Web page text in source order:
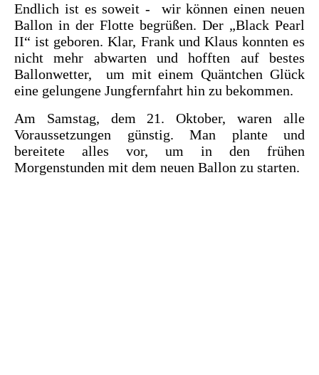
Endlich ist es soweit - wir können einen neuen
Ballon in der Flotte begrüßen. Der „Black Pearl
II“ ist geboren. Klar, Frank und Klaus konnten es
nicht mehr abwarten und hofften auf bestes
Ballonwetter, um mit einem Quäntchen Glück
eine gelungene Jungfernfahrt hin zu bekommen.
Am Samstag, dem 21. Oktober, waren alle
Voraussetzungen günstig. Man plante und
bereitete alles vor, um in den frühen
Morgenstunden mit dem neuen Ballon zu starten.